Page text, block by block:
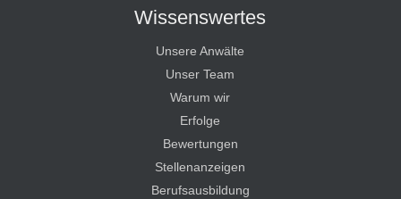
Wissenswertes
Unsere Anwälte
Unser Team
Warum wir
Erfolge
Bewertungen
Stellenanzeigen
Berufsausbildung